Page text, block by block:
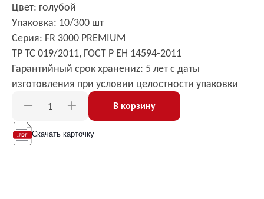
Цвет: голубой
Упаковка: 10/300 шт
Серия: FR 3000 PREMIUM
ТР ТС 019/2011, ГОСТ Р ЕН 14594-2011
Гарантийный срок хранениz: 5 лет с даты
изготовления при условии целостности упаковки
В корзину
Скачать карточку